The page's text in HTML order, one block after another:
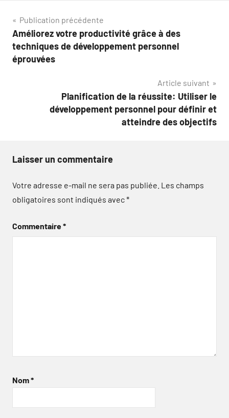
Navigation
de
l’article
Publication précédente
Améliorez votre productivité grâce à des
techniques de développement personnel
éprouvées
Article suivant
Planification de la réussite: Utiliser le
développement personnel pour définir et
atteindre des objectifs
Laisser un commentaire
Votre adresse e-mail ne sera pas publiée. Les champs
obligatoires sont indiqués avec*
Commentaire*
Nom*